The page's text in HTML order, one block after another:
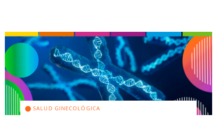
SALUD GINECOLÓGICA